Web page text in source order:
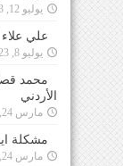
يوليو 12, 2023
علي علاء
يوليو 8, 2023
محمد
الأردني
مارس 24, 2021
مشكلة
مارس 24, 2021